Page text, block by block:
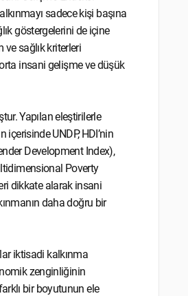
sadece kişi başına
göstergelerini de içine
ve sağlık kriterleri
insani gelişme ve düşük
Yapılan eleştirilerle
UNDP, HDI’nin
Development Index),
Poverty
dikkate alarak insani
daha doğru bir
iktisadi kalkınma
zenginliğinin
bir boyutunun ele